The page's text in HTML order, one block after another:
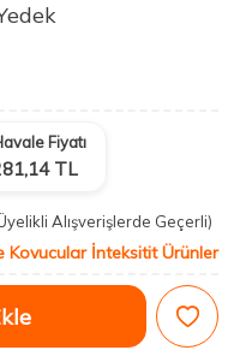
Fiyatı
TL
Alışverişlerde Geçerli)
Kovucular İnteksitit Ürünler